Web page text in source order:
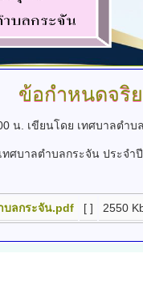
ข้อกำหนดจริ
น. เขียนโดย เทศบาลตำบ
ศบาลตำบลกระจัน ประจำ
บลกระจัน.pdf [ ] 2550